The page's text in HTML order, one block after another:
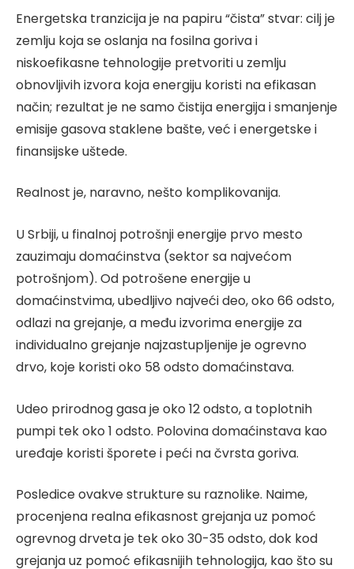
Energetska tranzicija je na papiru “čista” stvar: cilj je
zemlju koja se oslanja na fosilna goriva i
niskoefikasne tehnologije pretvoriti u zemlju
obnovljivih izvora koja energiju koristi na efikasan
način; rezultat je ne samo čistija energija i smanjenje
emisije gasova staklene bašte, već i energetske i
finansijske uštede.
Realnost je, naravno, nešto komplikovanija.
U Srbiji, u finalnoj potrošnji energije prvo mesto
zauzimaju domaćinstva (sektor sa najvećom
potrošnjom). Od potrošene energije u
domaćinstvima, ubedljivo najveći deo, oko 66 odsto,
odlazi na grejanje, a među izvorima energije za
individualno grejanje najzastupljenije je ogrevno
drvo, koje koristi oko 58 odsto domaćinstava.
Udeo prirodnog gasa je oko 12 odsto, a toplotnih
pumpi tek oko 1 odsto. Polovina domaćinstava kao
uređaje koristi šporete i peći na čvrsta goriva.
Posledice ovakve strukture su raznolike. Naime,
procenjena realna efikasnost grejanja uz pomoć
ogrevnog drveta je tek oko 30-35 odsto, dok kod
grejanja uz pomoć efikasnijih tehnologija, kao što su